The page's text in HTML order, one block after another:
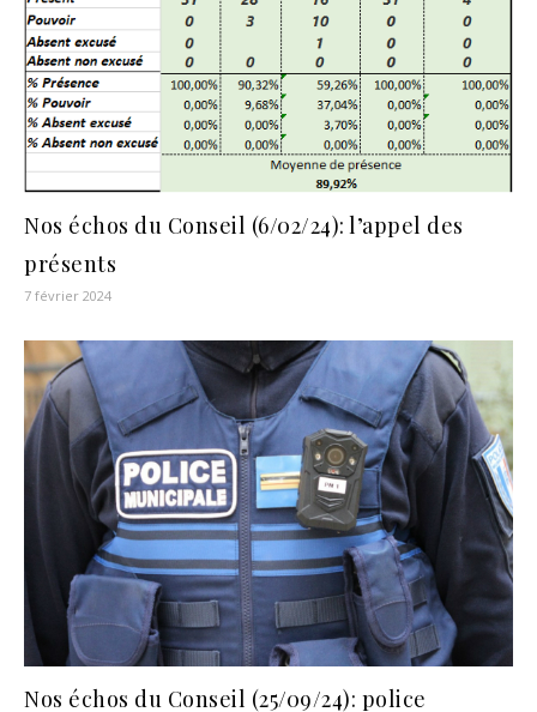
Nos échos du Conseil (6/02/24): l’appel des
présents
7 février 2024
Nos échos du Conseil (25/09/24): police